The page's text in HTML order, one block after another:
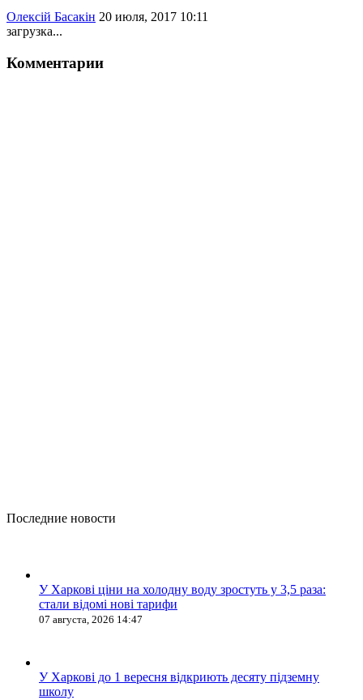
Олексій Басакін 20 июля, 2017 10:11
загрузка...
Комментарии
Последние новости
У Харкові ціни на холодну воду зростуть у 3,5 раза:
стали відомі нові тарифи
07 августа, 2026 14:47
У Харкові до 1 вересня відкриють десяту підземну
школу